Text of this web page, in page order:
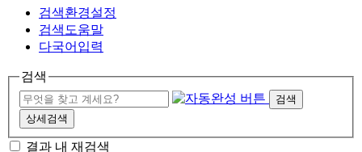
검색환경설정
검색도움말
다국어입력
검색
검색
상세검색
결과 내 재검색